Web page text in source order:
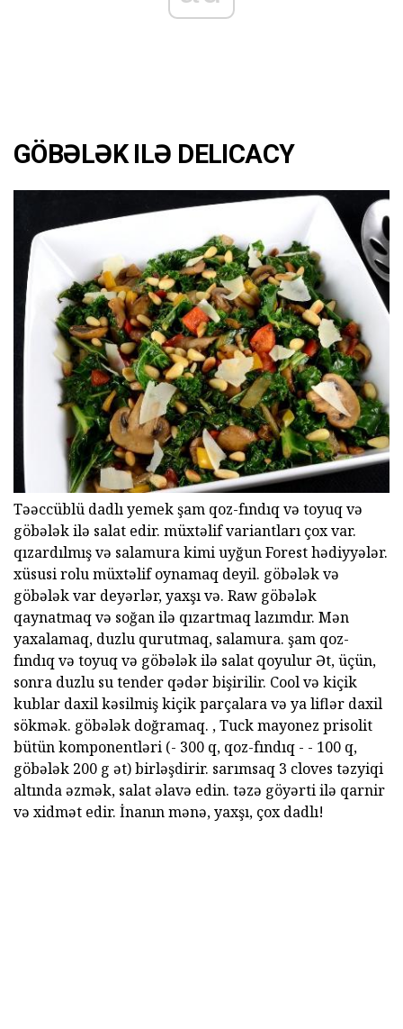
GÖBƏLƏK ILƏ DELICACY
Təəccüblü dadlı yemek şam qoz-fındıq və toyuq və
göbələk ilə salat edir. müxtəlif variantları çox var.
qızardılmış və salamura kimi uyğun Forest hədiyyələr.
xüsusi rolu müxtəlif oynamaq deyil. göbələk və
göbələk var deyərlər, yaxşı və. Raw göbələk
qaynatmaq və soğan ilə qızartmaq lazımdır. Mən
yaxalamaq, duzlu qurutmaq, salamura. şam qoz-
fındıq və toyuq və göbələk ilə salat qoyulur Ət, üçün,
sonra duzlu su tender qədər bişirilir. Cool və kiçik
kublar daxil kəsilmiş kiçik parçalara və ya liflər daxil
sökmək. göbələk doğramaq. , Tuck mayonez prisolit
bütün komponentləri (- 300 q, qoz-fındıq - - 100 q,
göbələk 200 g ət) birləşdirir. sarımsaq 3 cloves təzyiqi
altında əzmək, salat əlavə edin. təzə göyərti ilə qarnir
və xidmət edir. İnanın mənə, yaxşı, çox dadlı!